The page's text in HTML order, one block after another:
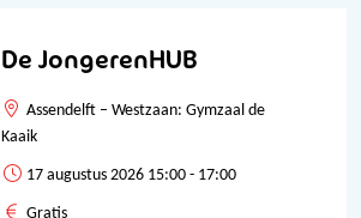
De JongerenHUB
Assendelft – Westzaan: Gymzaal de
Kaaik
17 augustus 2026 15:00 - 17:00
Gratis